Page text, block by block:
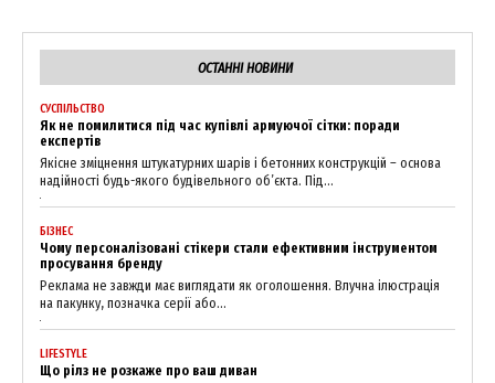
ОСТАННІ НОВИНИ
СУСПІЛЬСТВО
Як не помилитися під час купівлі армуючої сітки: поради
експертів
Якісне зміцнення штукатурних шарів і бетонних конструкцій – основа
надійності будь-якого будівельного об’єкта. Під...
БІЗНЕС
Чому персоналізовані стікери стали ефективним інструментом
просування бренду
Реклама не завжди має виглядати як оголошення. Влучна ілюстрація
на пакунку, позначка серії або...
LIFESTYLE
Що рілз не розкаже про ваш диван